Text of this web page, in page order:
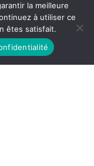
la meilleure
à utiliser ce
êtes satisfait.